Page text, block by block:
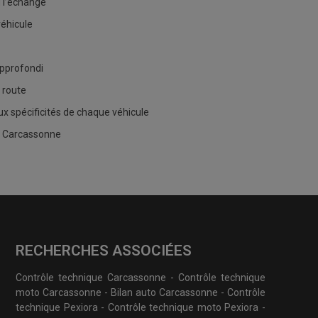
route
spécificités de chaque véhicule
RECHERCHES ASSOCIÉES
Contrôle technique Carcassonne - Contrôle technique
moto Carcassonne - Bilan auto Carcassonne - Contrôle
technique Pexiora - Contrôle technique moto Pexiora -